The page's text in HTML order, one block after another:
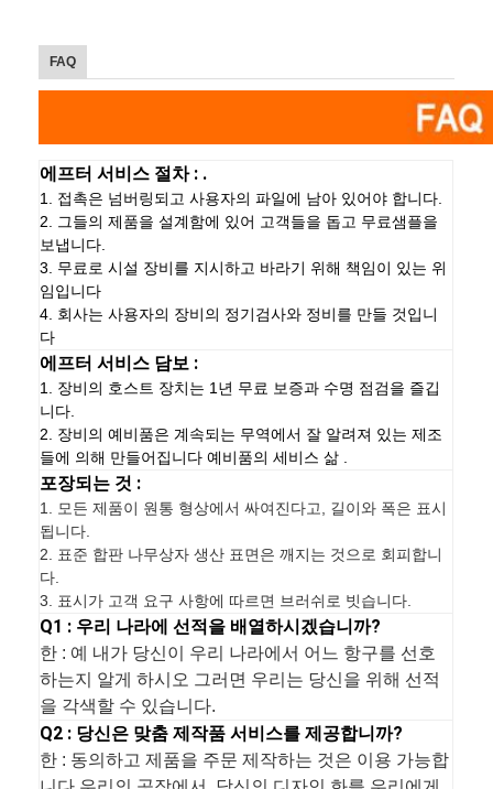
FAQ
에프터 서비스 절차 : .
1. 접촉은 넘버링되고 사용자의 파일에 남아 있어야 합니다.
2. 그들의 제품을 설계함에 있어 고객들을 돕고 무료샘플을
보냅니다.
3. 무료로 시설 장비를 지시하고 바라기 위해 책임이 있는 위
임입니다
4. 회사는 사용자의 장비의 정기검사와 정비를 만들 것입니
다
에프터 서비스 담보 :
1. 장비의 호스트 장치는 1년 무료 보증과 수명 점검을 즐깁
니다.
2. 장비의 예비품은 계속되는 무역에서 잘 알려져 있는 제조
들에 의해 만들어집니다 예비품의 세비스 삶 .
포장되는 것 :
1. 모든 제품이 원통 형상에서 싸여진다고, 길이와 폭은 표시
됩니다.
2. 표준 합판 나무상자 생산 표면은 깨지는 것으로 회피합니
다.
3. 표시가 고객 요구 사항에 따르면 브러쉬로 빗습니다.
Q1 : 우리 나라에 선적을 배열하시겠습니까?
한 : 예 내가 당신이 우리 나라에서 어느 항구를 선호
하는지 알게 하시오 그러면 우리는 당신을 위해 선적
을 각색할 수 있습니다.
Q2 : 당신은 맞춤 제작품 서비스를 제공합니까?
한 : 동의하고 제품을 주문 제작하는 것은 이용 가능합